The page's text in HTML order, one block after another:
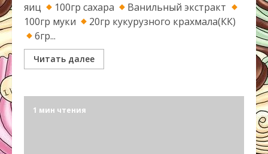
яиц
100гр сахара
Ванильный экстракт
100гр муки
20гр кукурузного крахмала(КК)
6гр...
Читать далее
1 мин чтения